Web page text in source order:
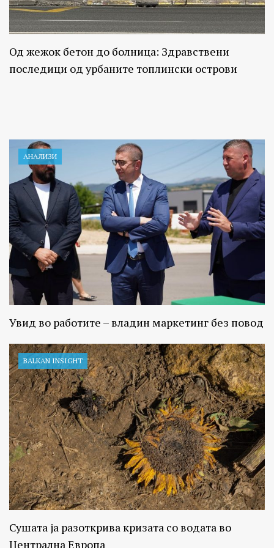
Од жежок бетон до болница: Здравствени
последици од урбаните топлински острови
АНАЛИЗИ
Увид во работите – владин маркетинг без повод
BALKAN INSIGHT
Сушата ја разоткрива кризата со водата во
Централна Европа